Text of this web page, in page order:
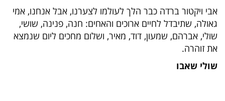
אבי ויקטור ברדה כבר הלך לעולמו לצערנו, אבל אנחנו, אמי
גאולה, שתיבדל לחיים ארוכים והאחים: חנה, פנינה, שושי,
שולי, אברהם, שמעון, דוד, מאיר, ושלום מחכים ליום שנמצא
את זוהרה.
שולי שאבו